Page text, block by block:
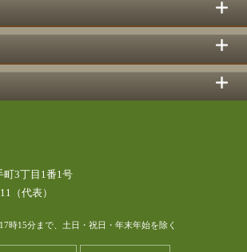
町3丁目1番1号
（代表）
時15分まで、土日・祝日・年末年始を除く